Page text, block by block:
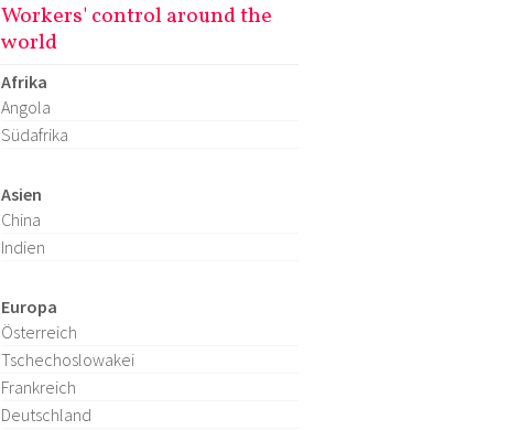
Workers' control around the
world
Afrika
Angola
Südafrika
Asien
China
Indien
Europa
Österreich
Tschechoslowakei
Frankreich
Deutschland